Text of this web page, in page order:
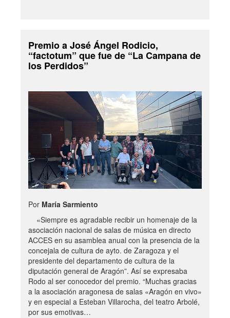
Premio a José Ángel Rodicio,
“factotum” que fue de “La Campana de
los Perdidos”
Por María Sarmiento
«Siempre es agradable recibir un homenaje de la
asociación nacional de salas de música en directo
ACCES en su asamblea anual con la presencia de la
concejala de cultura de ayto. de Zaragoza y el
presidente del departamento de cultura de la
diputación general de Aragón”. Así se expresaba
Rodo al ser conocedor del premio. “Muchas gracias
a la asociación aragonesa de salas «Aragón en vivo»
y en especial a Esteban Villarocha, del teatro Arbolé,
por sus emotivas…